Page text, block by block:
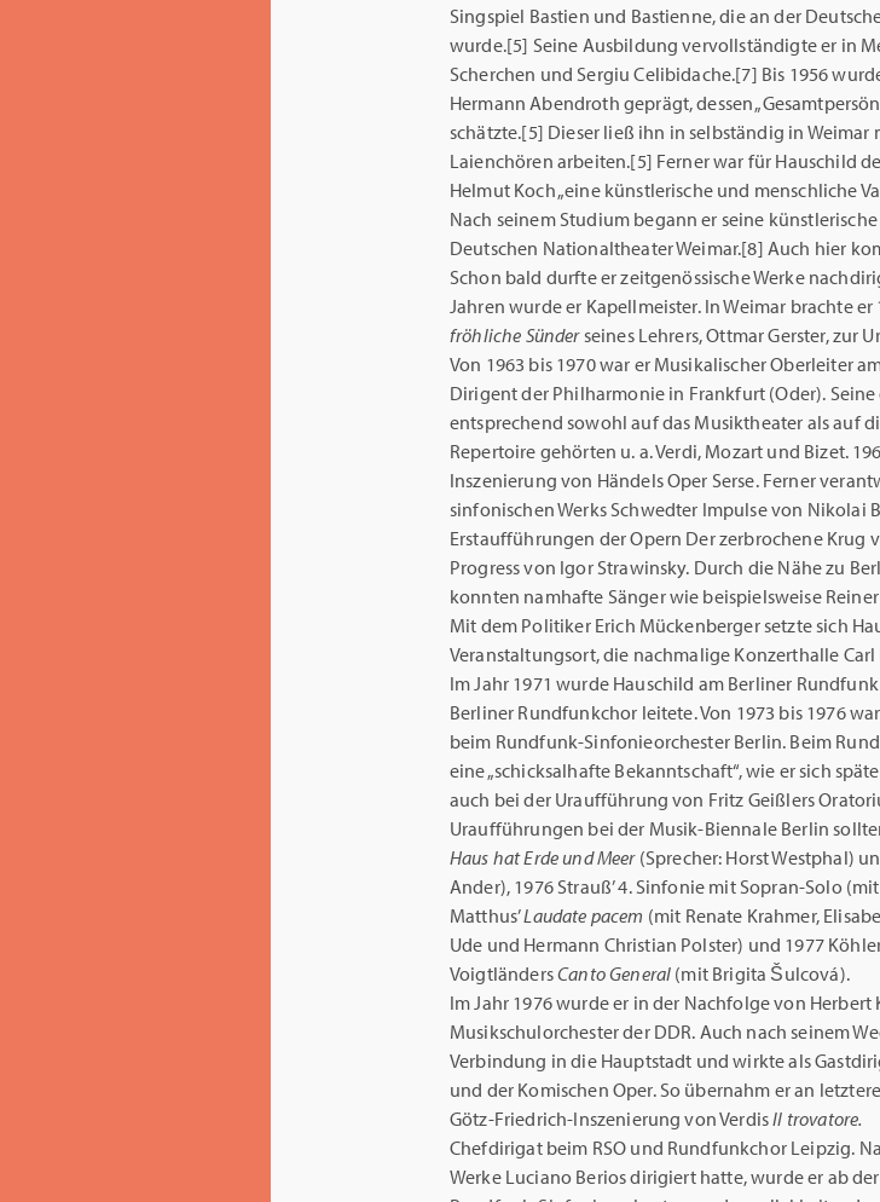
Singspiel Bastien und Bastienne, die an der
wurde.[5] Seine Ausbildung vervollständigte er in
Scherchen und Sergiu Celibidache.[7] Bis 1956
Hermann Abendroth geprägt, dessen
schätzte.[5] Dieser ließ ihn in selbständig in
Laienchören arbeiten.[5] Ferner war für Hauschild
Helmut Koch „eine künstlerische und menschliche
Nach seinem Studium begann er seine
Deutschen Nationaltheater Weimar.[8] Auch hier
Schon bald durfte er zeitgenössische Werke
Jahren wurde er Kapellmeister. In Weimar brachte
fröhliche Sünderseines Lehrers, Ottmar Gerster, zur
Von 1963 bis 1970 war er Musikalischer Oberleiter
Dirigent der Philharmonie in Frankfurt (Oder).
entsprechend sowohl auf das Musiktheater als auf
Repertoire gehörten u. a. Verdi, Mozart und Bizet.
Inszenierung von Händels Oper Serse. Ferner
sinfonischen Werks Schwedter Impulse von Nikolai
Erstaufführungen der Opern Der zerbrochene Krug
Progress von Igor Strawinsky. Durch die Nähe zu
konnten namhafte Sänger wie beispielsweise
Mit dem Politiker Erich Mückenberger setzte sich
Veranstaltungsort, die nachmalige Konzerthalle
Im Jahr 1971 wurde Hauschild am Berliner
Berliner Rundfunkchor leitete. Von 1973 bis 1976
beim Rundfunk-Sinfonieorchester Berlin. Beim
eine „schicksalhafte Bekanntschaft“, wie er sich
auch bei der Uraufführung von Fritz Geißlers
Uraufführungen bei der Musik-Biennale Berlin
Haus hat Erdeund Meer(Sprecher: Horst Westphal)
Ander), 1976 Strauß’ 4. Sinfonie mit Sopran-Solo
Matthus’Laudate pacem (mit Renate Krahmer,
Ude und Hermann Christian Polster) und 1977
VoigtländersCanto General (mit Brigita Šulcová).
Im Jahr 1976 wurde er in der Nachfolge von
Musikschulorchester der DDR. Auch nach seinem
Verbindung in die Hauptstadt und wirkte als
und der Komischen Oper. So übernahm er an
Götz-Friedrich-Inszenierung von VerdisIl trovatore.
Chefdirigat beim RSO und Rundfunkchor Leipzig.
Werke Luciano Berios dirigiert hatte, wurde er ab